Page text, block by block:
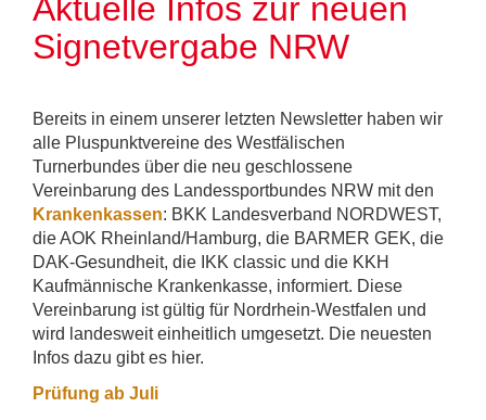
Aktuelle Infos zur neuen
Signetvergabe NRW
Bereits in einem unserer letzten Newsletter haben wir
alle Pluspunktvereine des Westfälischen
Turnerbundes über die neu geschlossene
Vereinbarung des Landessportbundes NRW mit den
Krankenkassen: BKK Landesverband NORDWEST,
die AOK Rheinland/Hamburg, die BARMER GEK, die
DAK-Gesundheit, die IKK classic und die KKH
Kaufmännische Krankenkasse, informiert. Diese
Vereinbarung ist gültig für Nordrhein-Westfalen und
wird landesweit einheitlich umgesetzt. Die neuesten
Infos dazu gibt es hier.
Prüfung ab Juli